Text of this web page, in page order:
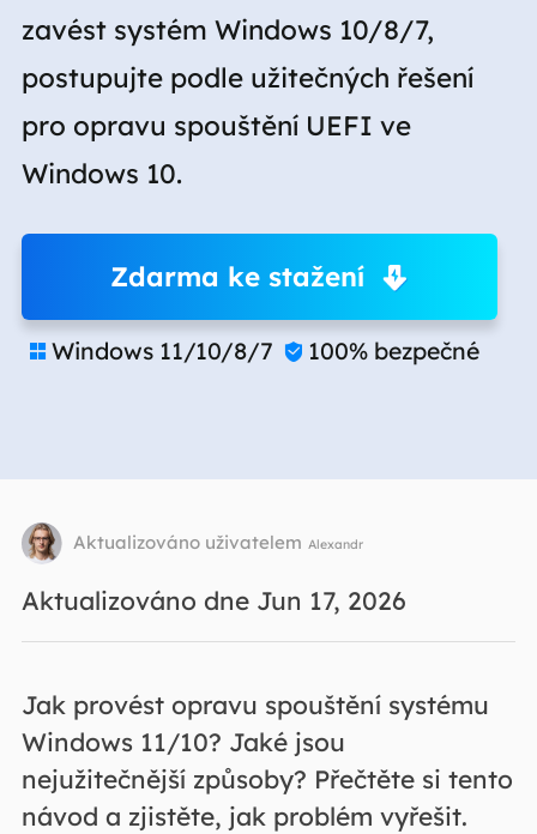
zavést systém Windows 10/8/7,
postupujte podle užitečných řešení
pro opravu spouštění UEFI ve
Windows 10.
Zdarma ke stažení
 Windows 11/10/8/7  100% bezpečné
Aktualizováno uživatelem Alexandr
Aktualizováno dne Jun 17, 2026
Jak provést opravu spouštění systému
Windows 11/10? Jaké jsou
nejužitečnější způsoby? Přečtěte si tento
návod a zjistěte, jak problém vyřešit.